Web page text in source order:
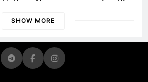
просить «кашу без сахара»
SHOW MORE